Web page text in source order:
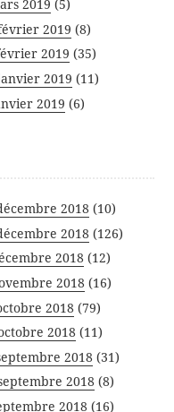
2019 (5)
2019 (8)
2019 (35)
2019 (11)
2019 (6)
2018 (10)
2018 (126)
2018 (12)
2018 (16)
2018 (79)
2018 (11)
2018 (31)
2018 (8)
2018 (16)